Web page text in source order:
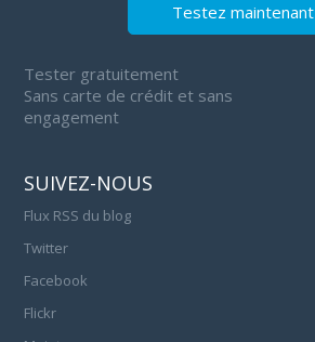
Testez maintenant
Tester gratuitement
Sans carte de crédit et sans
engagement
SUIVEZ-NOUS
Flux RSS du blog
Twitter
Facebook
Flickr